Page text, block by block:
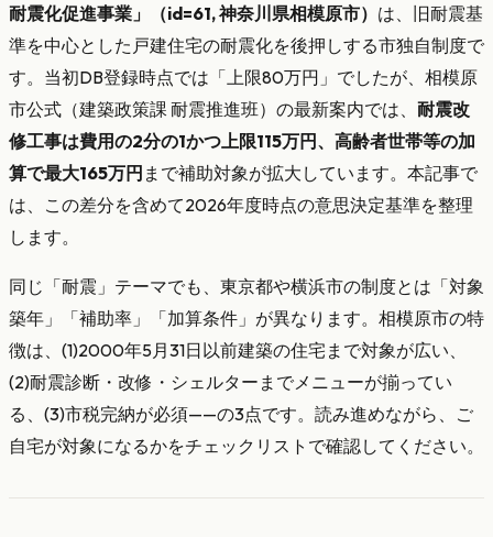
耐震化促進事業」（id=61, 神奈川県相模原市） は、旧耐震基
準を中心とした戸建住宅の耐震化を後押しする市独自制度で
す。当初DB登録時点では「上限80万円」でしたが、相模原
市公式（建築政策課 耐震推進班）の最新案内では、 耐震改
修工事は費用の2分の1かつ上限115万円、高齢者世帯等の加
算で最大165万円 まで補助対象が拡大しています。本記事で
は、この差分を含めて2026年度時点の意思決定基準を整理
します。
同じ「耐震」テーマでも、東京都や横浜市の制度とは「対象
築年」「補助率」「加算条件」が異なります。相模原市の特
徴は、(1)2000年5月31日以前建築の住宅まで対象が広い、
(2)耐震診断・改修・シェルターまでメニューが揃ってい
る、(3)市税完納が必須——の3点です。読み進めながら、ご
自宅が対象になるかをチェックリストで確認してください。